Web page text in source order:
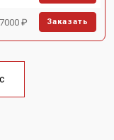
₽ Заказать